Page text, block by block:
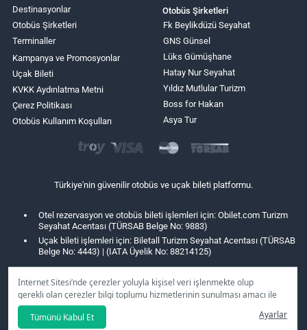
İnternet Sitesi’nde çerezler yoluyla kişisel veri işlenmekte olup
gerekli olan çerezler bilgi toplumu hizmetlerinin sunulması amacı ile
kullanılmaktadır. Tercihleriniz doğrultusunda size özel
kişiselleştirilmiş çerezleri ve özel kampanyaları
seçeneğine
Tümünü Kabul Et Ayarlar
Destinasyonlar
Otobüs Şirketleri
Terminaller
Kampanya ve Promosyonlar
Uçak Bileti
KVKK Aydınlatma Metni
Çerez Politikası
Otobüs Kullanım Koşulları
Otobüs Şirketleri
Fk Beylikdüzü Seyahat
GNS Günsel
Lüks Gümüşhane
Hatay Nur Seyahat
Yıldız Mutlular Turizm
Boss for Hakan
Asya Tur
Türkiye'nin güvenilir otobüs ve uçak bileti platformu.
Otel rezervasyon ve otobüs bileti işlemleri için: Obilet.com Turizm
Seyahat Acentası (TÜRSAB Belge No: 9883)
Uçak bileti işlemleri için: Biletall Turizm Seyahat Acentası (TÜRSAB
Belge No: 4443) | (IATA Üyelik No: 88214125)